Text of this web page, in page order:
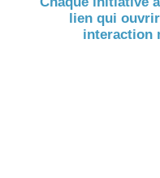
lien qui
interaction